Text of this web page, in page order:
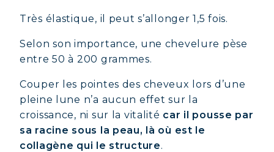
Très élastique, il peut s’allonger 1,5 fois.
Selon son importance, une chevelure pèse
entre 50 à 200 grammes.
Couper les pointes des cheveux lors d’une
pleine lune n’a aucun effet sur la
croissance, ni sur la vitalité car il pousse par
sa racine sous la peau, là où est le
collagène qui le structure.